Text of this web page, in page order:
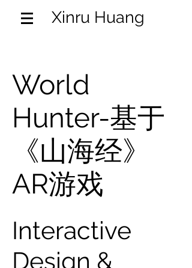
Xinru Huang
World
Hunter-基于
《山海经》
AR游戏
Interactive
Design &